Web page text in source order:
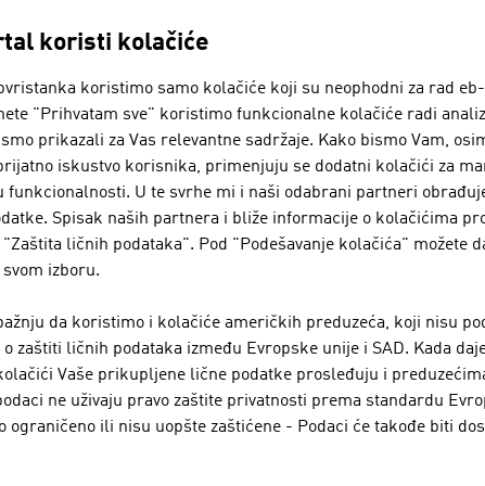
PREDUZEĆA - MODA
BELLUTTI GMBH
Ovo porodično preduzeće je osnovano pre 75
tkanine.
EISBÄR SPORTMODEN GMBH
Eisbär je sinonim za izvrsne proizvode od
nezamenjiv za sve one koji se kreću napolju
koristi kolačiće
koristimo samo kolačiće koji su neophodni za rad
"Prihvatam sve" koristimo funkcionalne kolačiće radi
prikazali za Vas relevantne sadržaje. Kako bismo Vam,
iskustvo korisnika, primenjuju se dodatni kolačići za
funkcionalnosti. U te svrhe mi i naši odabrani partneri
Spisak naših partnera i bliže informacije o kolačićima
ličnih podataka". Pod "Podešavanje kolačića" možete
izboru.
da koristimo i kolačiće američkih preduzeća, koji nisu
o zaštiti ličnih podataka između Evropske unije i SAD. Kada
Vaše prikupljene lične podatke prosleđuju i
podaci ne uživaju pravo zaštite privatnosti prema standardu
ograničeno ili nisu uopšte zaštićene - Podaci će takođe biti